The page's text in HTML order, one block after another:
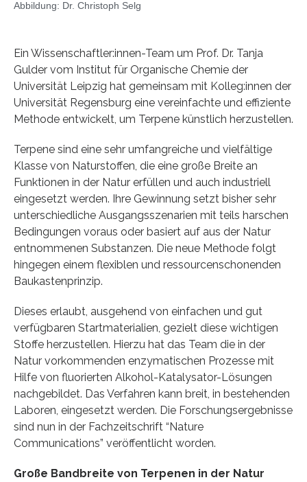
Abbildung: Dr. Christoph Selg
Ein Wissenschaftler:innen-Team um Prof. Dr. Tanja
Gulder vom Institut für Organische Chemie der
Universität Leipzig hat gemeinsam mit Kolleg:innen der
Universität Regensburg eine vereinfachte und effiziente
Methode entwickelt, um Terpene künstlich herzustellen.
Terpene sind eine sehr umfangreiche und vielfältige
Klasse von Naturstoffen, die eine große Breite an
Funktionen in der Natur erfüllen und auch industriell
eingesetzt werden. Ihre Gewinnung setzt bisher sehr
unterschiedliche Ausgangsszenarien mit teils harschen
Bedingungen voraus oder basiert auf aus der Natur
entnommenen Substanzen. Die neue Methode folgt
hingegen einem flexiblen und ressourcenschonenden
Baukastenprinzip.
Dieses erlaubt, ausgehend von einfachen und gut
verfügbaren Startmaterialien, gezielt diese wichtigen
Stoffe herzustellen. Hierzu hat das Team die in der
Natur vorkommenden enzymatischen Prozesse mit
Hilfe von fluorierten Alkohol-Katalysator-Lösungen
nachgebildet. Das Verfahren kann breit, in bestehenden
Laboren, eingesetzt werden. Die Forschungsergebnisse
sind nun in der Fachzeitschrift “Nature
Communications” veröffentlicht worden.
Große Bandbreite von Terpenen in der Natur